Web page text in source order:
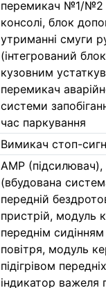
перемикач №1/№2
консолі, блок
утриманні смуги
(інтегрований
кузовним
перемикач
системи
час паркування
Вимикач стоп-
AMP
(вбудована
передній
пристрій, модуль
переднім
повітря, модуль
підігрівом
індикатор важеля